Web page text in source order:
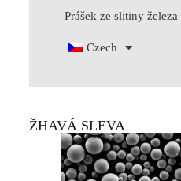
Prášek ze slitiny železa
Czech
ŽHAVÁ SLEVA